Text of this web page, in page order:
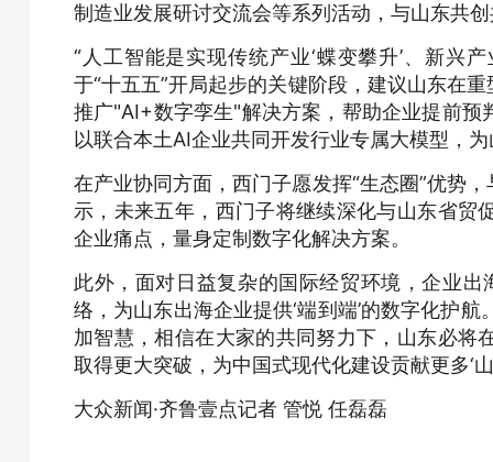
制造业发展研讨交流会等系列活动，与山东共
“人工智能是实现传统产业‘蝶变攀升’、新兴
于“十五五”开局起步的关键阶段，建议山东在
推广"AI+数字孪生"解决方案，帮助企业提前
以联合本土AI企业共同开发行业专属大模型，
在产业协同方面，西门子愿发挥“生态圈”优势
示，未来五年，西门子将继续深化与山东省贸
企业痛点，量身定制数字化解决方案。
此外，面对日益复杂的国际经贸环境，企业
络，为山东出海企业提供‘端到端’的数字化护航
加智慧，相信在大家的共同努力下，山东必将
取得更大突破，为中国式现代化建设贡献更多‘山
大众新闻·齐鲁壹点记者 管悦 任磊磊